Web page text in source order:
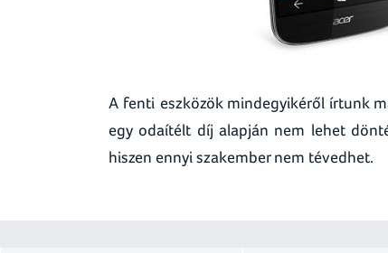
A fenti eszközök mindegyikéről írtunk
egy odaítélt díj alapján nem lehet
hiszen ennyi szakember nem tévedhet.